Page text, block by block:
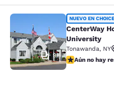
CenterWay
9
NUEVO EN
CenterWay
University
Tonawanda, NY
Aún no hay
Aún no hay